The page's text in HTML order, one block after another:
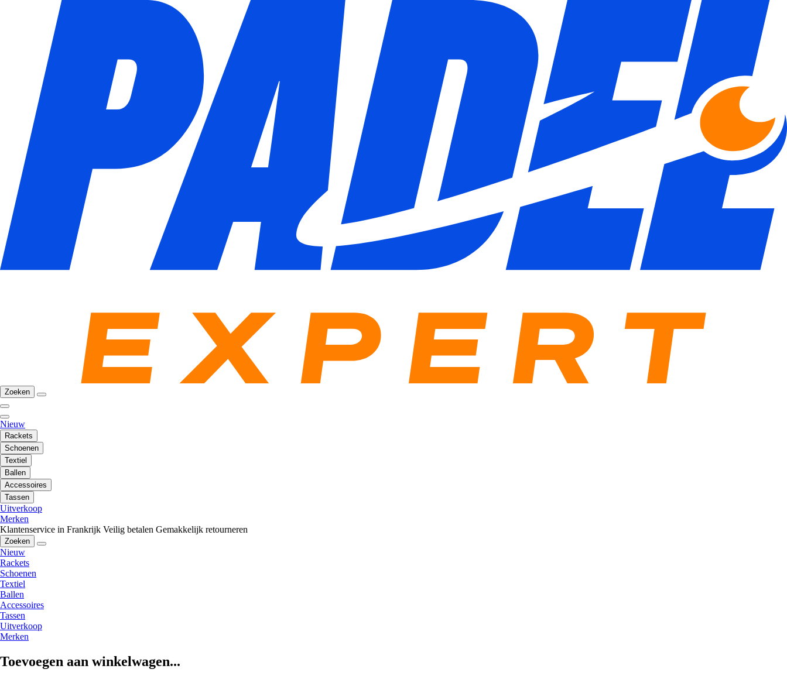
Zoeken
Nieuw
Rackets
Schoenen
Textiel
Ballen
Accessoires
Tassen
Uitverkoop
Merken
Klantenservice in Frankrijk Veilig betalen Gemakkelijk retourneren
Zoeken
Nieuw
Rackets
Schoenen
Textiel
Ballen
Accessoires
Tassen
Uitverkoop
Merken
Toevoegen aan winkelwagen...